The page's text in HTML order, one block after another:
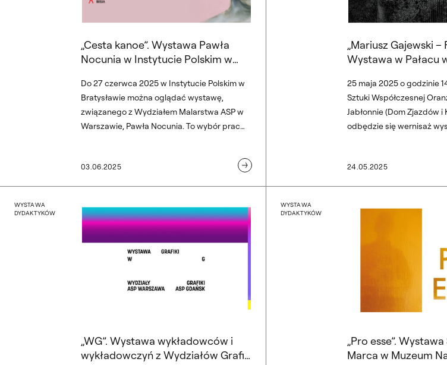
„Cesta kanoe”. Wystawa Pawła
Nocunia w Instytucie Polskim w
Do 27 czerwca 2025 w Instytucie Polskim w
Bratysławie można oglądać wystawę,
związanego z Wydziałem Malarstwa ASP w
Warszawie, Pawła Nocunia. To wybór prac
Kuratorka: Ivana Moncoľová
03.06.2025
„Mariusz Gajewski –
Wystawa w Pałacu
25 maja 2025 o godzinie
Sztuki Współczesnej
Jabłonnie (Dom Zjazdów i
odbędzie się wernisaż
Wystawę można oglądać
24.05.2025
„WG”. Wystawa wykładowców i
WYSTAWA
DYDAKTYKÓW
„WG”. Wystawa wykładowców i
wykładowczyń z Wydziałów Grafiki
„Pro esse”.
WYSTAWA
DYDAKTYKÓW
„Pro esse”.
Marca w Muzeum